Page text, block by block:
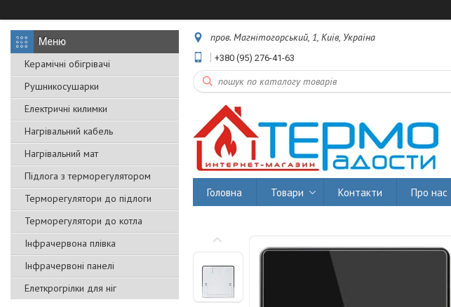
Керамічні обігрівачі
Рушникосушарки
Електричні килимки
Нагрівальний кабель
Нагрівальний мат
Підлога з терморегулятором
Терморегулятори до підлоги
Терморегулятори до котла
Інфрачервона плівка
Інфрачервоні панелі
Елеткрогрілки для ніг
пров. Магнітогорський, 1, Київ, Україна
+380 (95) 276-41-63
Головна Товари Контакти Про нас